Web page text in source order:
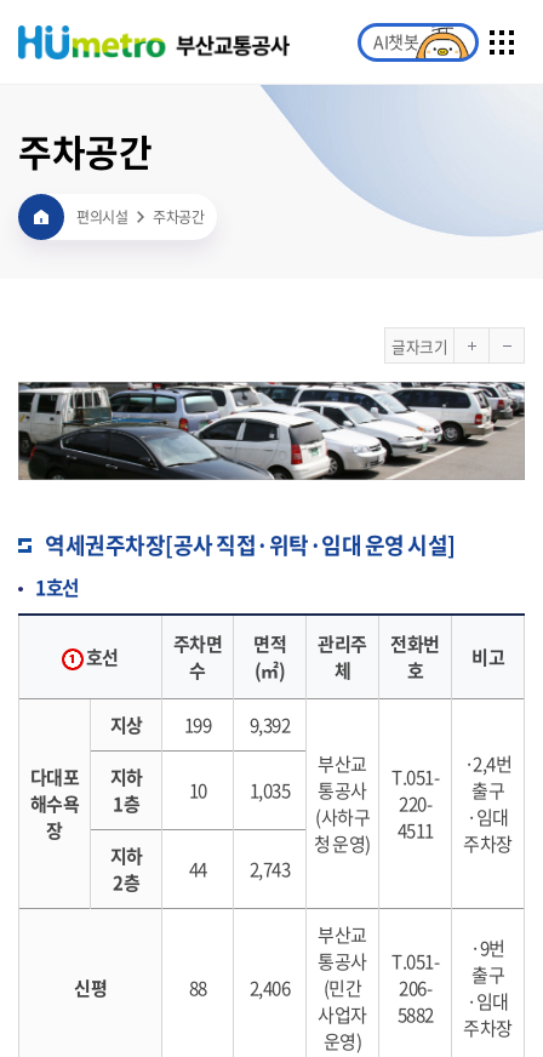
AI챗봇
주차공간
편의시설 주차공간
글자크기
역세권주차장[공사 직접·위탁·임대 운영 시설]
1호선
호선
주차면
수
면적
(㎡)
관리주
체
전화번
호
비고
다대포
해수욕
장
지상 199
9,392
부산교
통공사
(사하구
청 운영)
T.051-
220-
4511
·2,4번
출구
·임대
주차장
지하
1층
10 1,035
지하
2층
44 2,743
신평 88 2,406
부산교
통공사
(민간
사업자
운영)
T.051-
206-
5882
·9번
출구
·임대
주차장